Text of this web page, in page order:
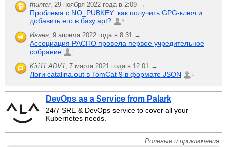
fhunter, 29 ноября 2022 года в 2:09 →
Проблема с NO_PUBKEY: как получить GPG-ключ и
добавить его в базу apt?
6
Иванн, 9 апреля 2022 года в 8:31 →
Ассоциация РАСПО провела первое учредительное
собрание
1
Kiri11.ADV1, 7 марта 2021 года в 12:01 →
Логи catalina.out в TomCat 9 в формате JSON 1
DevOps as a Service from Palark
24/7 SRE & DevOps service to cover all your
Kubernetes needs.
Ролевые и приключения